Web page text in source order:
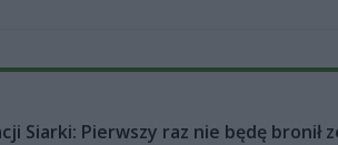
Siarki: Pierwszy raz nie będę bronił